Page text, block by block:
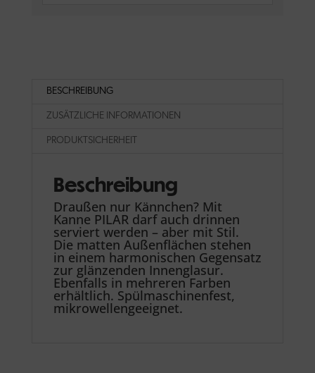
BESCHREIBUNG
ZUSÄTZLICHE INFORMATIONEN
PRODUKTSICHERHEIT
Beschreibung
Draußen nur Kännchen? Mit
Kanne PILAR darf auch drinnen
serviert werden – aber mit Stil.
Die matten Außenflächen stehen
in einem harmonischen Gegensatz
zur glänzenden Innenglasur.
Ebenfalls in mehreren Farben
erhältlich. Spülmaschinenfest,
mikrowellengeeignet.